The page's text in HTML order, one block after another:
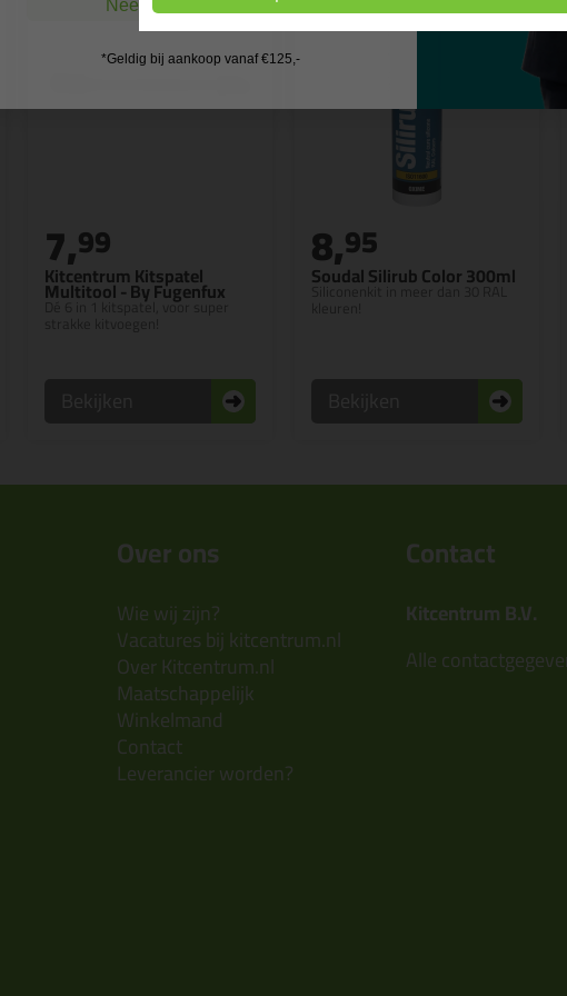
Kitcentrum Kitspatel
Multitool - By Fugenfux
Dé 6 in 1 kitspatel, voor super
7,99
Soudal Silirub Color 300ml
Siliconenkit in meer dan 30 RAL
8,95
Over ons
Wie wij zijn?
Vacatures bij kitcentrum.nl
Over Kitcentrum.nl
Maatschappelijk
Winkelmand
Contact
Leverancier worden?
Contact
Kitcentrum B.V.
Alle
Nee, ik wil geen cadeau
*Geldig bij aankoop vanaf €125,-